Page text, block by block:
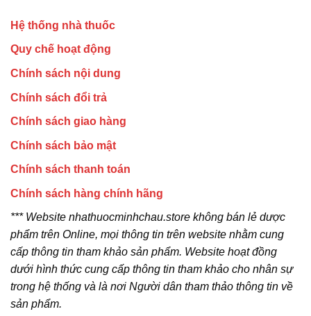
Hệ thống nhà thuốc
Quy chế hoạt động
Chính sách nội dung
Chính sách đổi trả
Chính sách giao hàng
Chính sách bảo mật
Chính sách thanh toán
Chính sách hàng chính hãng
*** Website nhathuocminhchau.store không bán lẻ dược
phẩm trên Online, mọi thông tin trên website nhằm cung
cấp thông tin tham khảo sản phẩm. Website hoạt đồng
dưới hình thức cung cấp thông tin tham khảo cho nhân sự
trong hệ thống và là nơi Người dân tham thảo thông tin về
sản phẩm.